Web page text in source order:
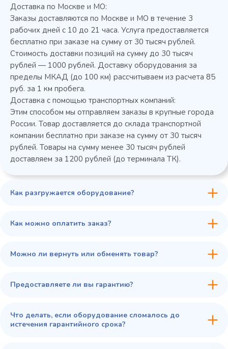
Колода разрубочная КР-5/5
45 900 ₽
Доставка по Москве и МО:
Заказы доставляются по Москве и МО в течение 3
рабочих дней с 10 до 21 часа. Услуга предоставляется
бесплатно при заказе на сумму от 30 тысяч рублей.
Стоимость доставки позиций на сумму до 30 тысяч
рублей — 1000 рублей. Доставку оборудования за
пределы МКАД (до 100 км) рассчитываем из расчета 85
руб. за 1 км пробега.
Доставка с помощью транспортных компаний:
Этим способом мы отправляем заказы в крупные города
России. Товар доставляется до склада транспортной
компании бесплатно при заказе на сумму от 30 тысяч
рублей. Товары на сумму менее 30 тысяч рублей
доставляем за 1200 рублей (до терминала ТК).
Как разгружается оборудование?
Как можно оплатить заказ?
Можно ли вернуть или обменять товар?
Предоставляете ли вы гарантию?
Что делать, если оборудование сломалось до
истечения гарантийного срока?